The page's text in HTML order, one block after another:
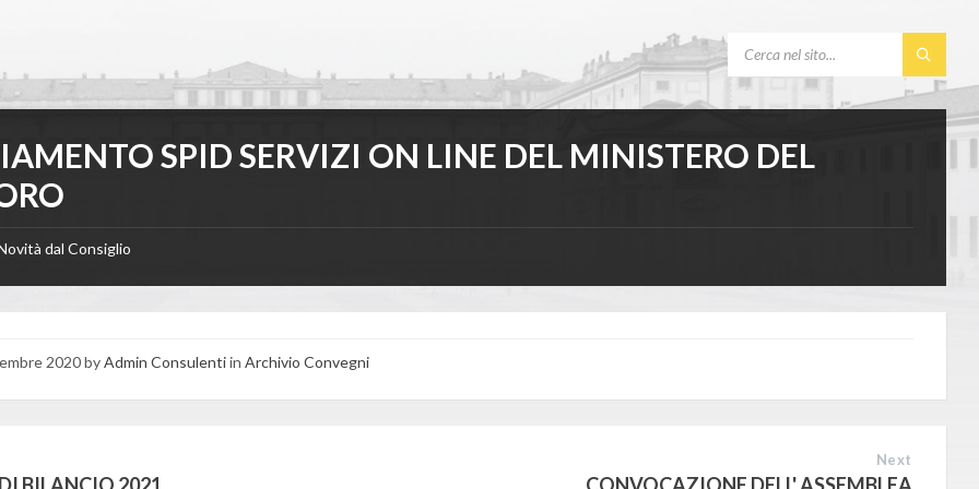
SEARCH:
SPID SERVIZI ON LINE DEL MINISTERO DEL
dal Consiglio
2020byAdmin Consulenti inArchivio Convegni
Next